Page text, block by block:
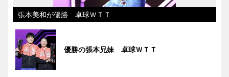
張本美和が優勝 卓球ＷＴＴ
優勝の張本兄妹 卓球ＷＴＴ